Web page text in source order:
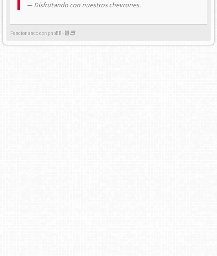
Disfrutando con nuestros chevrones.
Funcionando con phpBB -